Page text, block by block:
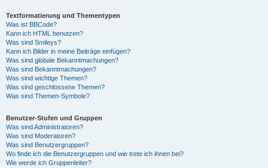
Textformatierung und Thementypen
Was ist BBCode?
Kann ich HTML benutzen?
Was sind Smileys?
Kann ich Bilder in meine Beiträge einfügen?
Was sind globale Bekanntmachungen?
Was sind Bekanntmachungen?
Was sind wichtige Themen?
Was sind geschlossene Themen?
Was sind Themen-Symbole?
Benutzer-Stufen und Gruppen
Was sind Administratoren?
Was sind Moderatoren?
Was sind Benutzergruppen?
Wo finde ich die Benutzergruppen und wie trete ich ihnen bei?
Wie werde ich Gruppenleiter?